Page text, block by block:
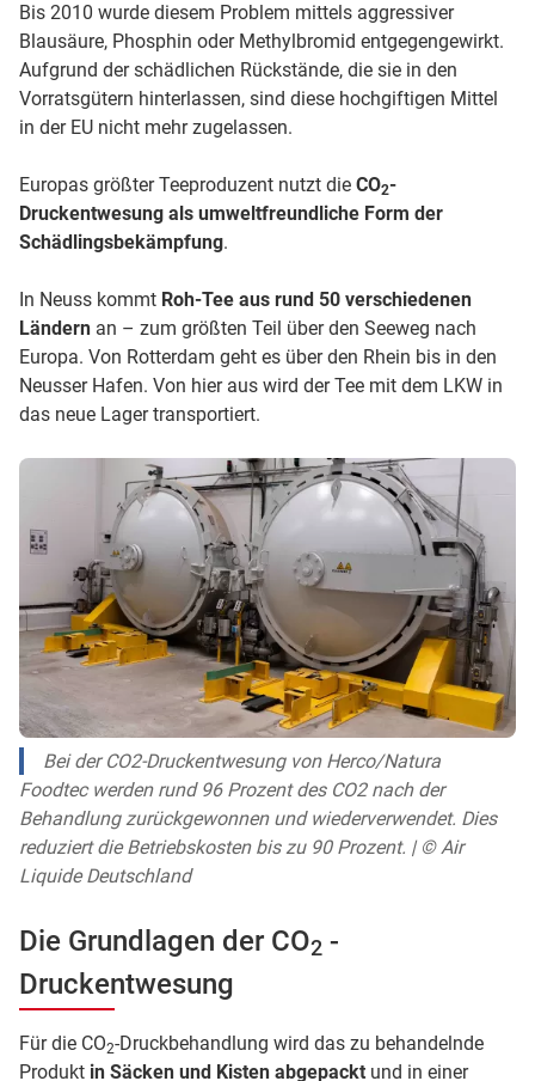
Bis 2010 wurde diesem Problem mittels aggressiver
Blausäure, Phosphin oder Methylbromid entgegengewirkt.
Aufgrund der schädlichen Rückstände, die sie in den
Vorratsgütern hinterlassen, sind diese hochgiftigen Mittel
in der EU nicht mehr zugelassen.
Europas größter Teeproduzent nutzt die CO2-
Druckentwesung als umweltfreundliche Form der
Schädlingsbekämpfung.
In Neuss kommt Roh-Tee aus rund 50 verschiedenen
Ländern an – zum größten Teil über den Seeweg nach
Europa. Von Rotterdam geht es über den Rhein bis in den
Neusser Hafen. Von hier aus wird der Tee mit dem LKW in
das neue Lager transportiert.
Bei der CO2-Druckentwesung von Herco/Natura
Foodtec werden rund 96 Prozent des CO2 nach der
Behandlung zurückgewonnen und wiederverwendet. Dies
reduziert die Betriebskosten bis zu 90 Prozent. | © Air
Liquide Deutschland
Die Grundlagen der CO2 -
Druckentwesung
Für die CO2-Druckbehandlung wird das zu behandelnde
Produkt in Säcken und Kisten abgepackt und in einer